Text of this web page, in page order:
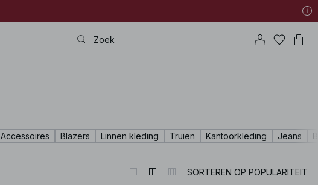
Accessoires Blazers Linnen kleding Truien Kantoorkleding Jeans
SORTEREN OP POPULARITEIT